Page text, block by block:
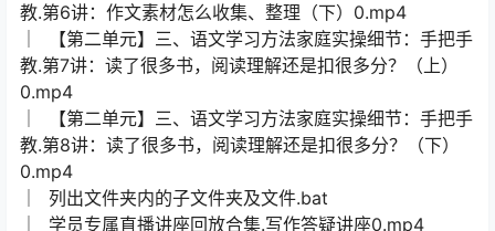
教.第6讲：作文素材怎么收集、整理（下）0.mp4
│ 【第二单元】三、语文学习方法家庭实操细节：手把手
教.第7讲：读了很多书，阅读理解还是扣很多分？（上）
0.mp4
│ 【第二单元】三、语文学习方法家庭实操细节：手把手
教.第8讲：读了很多书，阅读理解还是扣很多分？（下）
0.mp4
│ 列出文件夹内的子文件夹及文件.bat
│ 学员专属直播讲座回放合集.写作答疑讲座0.mp4